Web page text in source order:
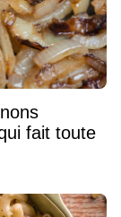
fait toute